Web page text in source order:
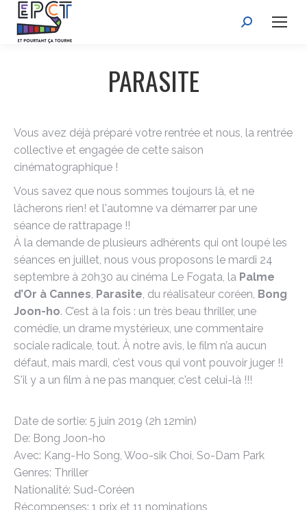
Recherche
PARASITE
Vous avez déjà préparé votre rentrée et nous, la rentrée
collective et engagée de cette saison
cinématographique !
Vous savez que nous sommes toujours là, et ne
lâcherons rien! et l'automne va démarrer par une
séance de rattrapage !!
À la demande de plusieurs adhérents qui ont loupé les
séances en juillet, nous vous proposons le mardi 24
septembre à 20h30 au cinéma Le Fogata, la Palme
d’Or à Cannes, Parasite, du réalisateur coréen, Bong
Joon-ho. C’est à la fois : un très beau thriller, une
comédie, un drame mystérieux, une commentaire
sociale radicale, tout. À notre avis, le film n’a aucun
défaut, mais mardi, c’est vous qui vont pouvoir juger !!
S'il y a un film à ne pas manquer, c'est celui-là !!!
Date de sortie: 5 juin 2019 (2h 12min)
De: Bong Joon-ho
Avec: Kang-Ho Song, Woo-sik Choi, So-Dam Park
Genres: Thriller
Nationalité: Sud-Coréen
Récompenses: 1 prix et 11 nominations